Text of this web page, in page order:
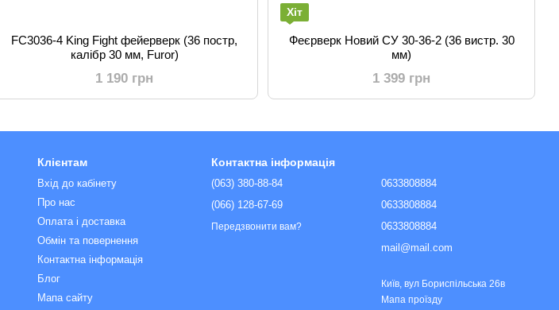
FC3036-4 King Fight фейерверк (36 постр,
калібр 30 мм, Furor)
1 190 грн
Хіт
Феєрверк Новий СУ 30-36-2 (36 вистр. 30
мм)
1 399 грн
Клієнтам
Вхід до кабінету
Про нас
Оплата і доставка
Обмін та повернення
Контактна інформація
Блог
Мапа сайту
Контактна інформація
(063) 380-88-84
(066) 128-67-69
Передзвонити вам?
0633808884
0633808884
0633808884
mail@mail.com
Київ, вул Бориспільська 26в
Мапа проїзду